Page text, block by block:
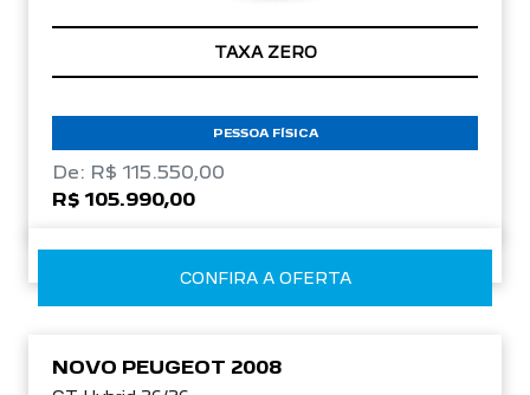
TAXA ZERO
PESSOA FÍSICA
De: R$ 115.550,00
R$ 105.990,00
CONFIRA A OFERTA
NOVO PEUGEOT 2008